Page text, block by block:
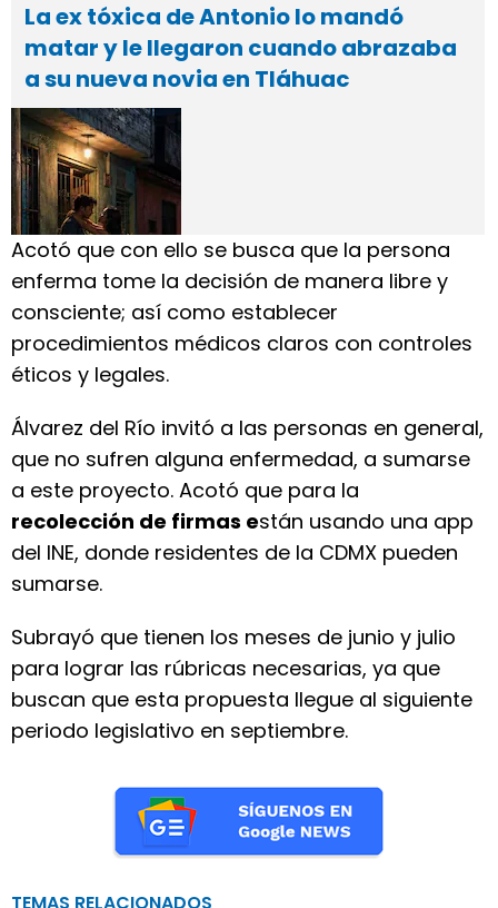
La ex tóxica de Antonio lo mandó
matar y le llegaron cuando abrazaba
a su nueva novia en Tláhuac
Acotó que con ello se busca que la persona
enferma tome la decisión de manera libre y
consciente; así como establecer
procedimientos médicos claros con controles
éticos y legales.
Álvarez del Río invitó a las personas en general,
que no sufren alguna enfermedad, a sumarse
a este proyecto. Acotó que para la
recolección de firmas están usando una app
del INE, donde residentes de la CDMX pueden
sumarse.
Subrayó que tienen los meses de junio y julio
para lograr las rúbricas necesarias, ya que
buscan que esta propuesta llegue al siguiente
periodo legislativo en septiembre.